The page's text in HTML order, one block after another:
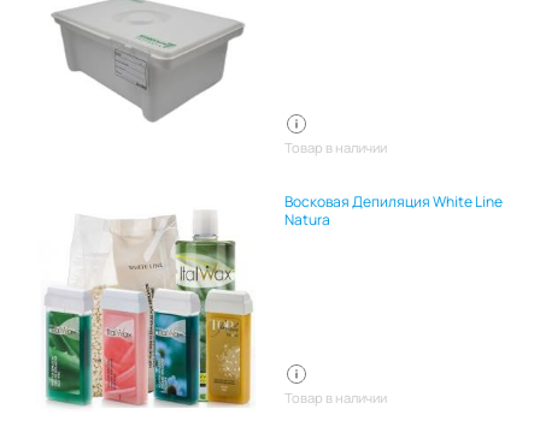
Товар в наличии
Восковая Депиляция White Line
Natura
Товар в наличии